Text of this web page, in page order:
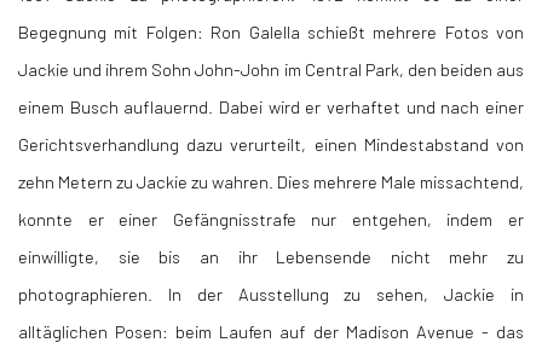
Begegnung mit Folgen: Ron Galella schießt mehrere Fotos von
Jackie und ihrem Sohn John-John im Central Park, den beiden aus
einem Busch auflauernd. Dabei wird er verhaftet und nach einer
Gerichtsverhandlung dazu verurteilt, einen Mindestabstand von
zehn Metern zu Jackie zu wahren. Dies mehrere Male missachtend,
konnte er einer Gefängnisstrafe nur entgehen, indem er
einwilligte, sie bis an ihr Lebensende nicht mehr zu
photographieren. In der Ausstellung zu sehen, Jackie in
alltäglichen Posen: beim Laufen auf der Madison Avenue - das